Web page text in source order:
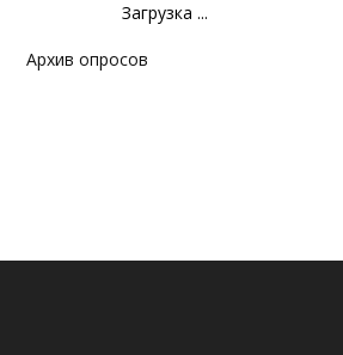
Загрузка ...
Архив опросов